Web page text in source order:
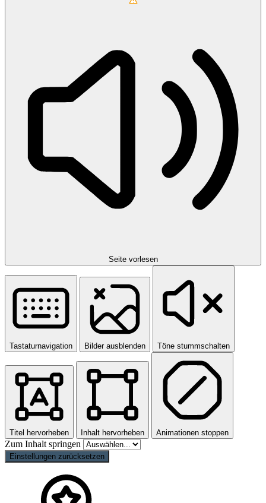
Seite vorlesen
Tastaturnavigation Bilder ausblenden Töne stummschalten
Titel hervorheben Inhalt hervorheben Animationen stoppen
Zum Inhalt springen
Einstellungen zurücksetzen